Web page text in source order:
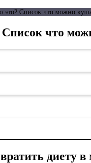
это? Список что можно
Список что
диету